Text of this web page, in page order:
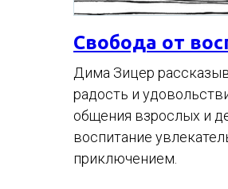
Свобода от
Дима Зицер
радость и
общения взрослых и
воспитание
приключением.